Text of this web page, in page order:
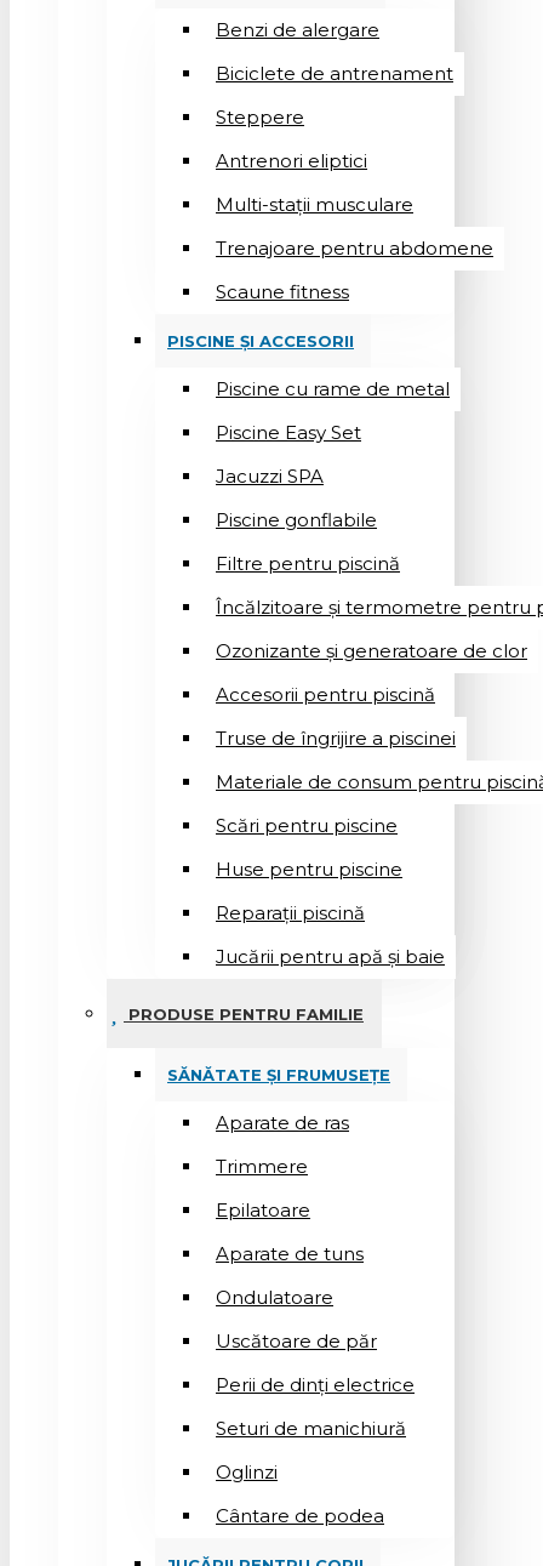
Benzi de alergare
Biciclete de antrenament
Steppere
Antrenori eliptici
Multi-stații musculare
Trenajoare pentru abdomene
Scaune fitness
PISCINE ȘI ACCESORII
Piscine cu rame de metal
Piscine Easy Set
Jacuzzi SPA
Piscine gonflabile
Filtre pentru piscină
Încălzitoare și termometre pentru
Ozonizante și generatoare de clor
Accesorii pentru piscină
Truse de îngrijire a piscinei
Materiale de consum pentru
Scări pentru piscine
Huse pentru piscine
Reparații piscină
Jucării pentru apă și baie
PRODUSE PENTRU FAMILIE
SĂNĂTATE ȘI FRUMUSEȚE
Aparate de ras
Trimmere
Epilatoare
Aparate de tuns
Ondulatoare
Uscătoare de păr
Perii de dinți electrice
Seturi de manichiură
Oglinzi
Cântare de podea